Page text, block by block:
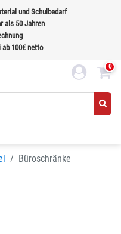
und Schulbedarf
als 50 Jahren
100€ netto
0
Büroschränke